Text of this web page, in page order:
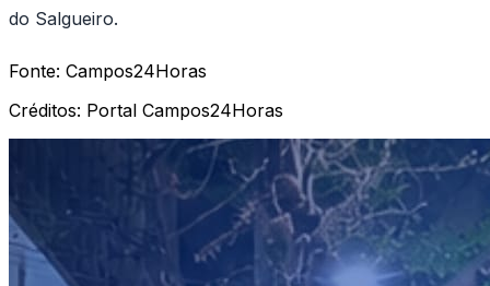
do Salgueiro.
Fonte: Campos24Horas
Créditos: Portal Campos24Horas